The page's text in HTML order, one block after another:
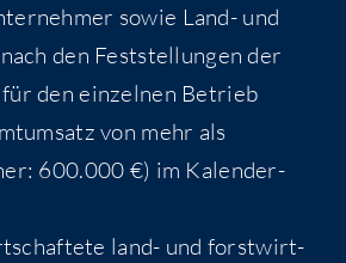
sowie Land- und
den Fest­stel­lun­gen der
den ein­zel­nen Betrieb
von mehr als
600.000 €) im Kalen­der­
land- und forst­wirt­